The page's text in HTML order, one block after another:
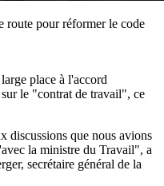
route pour réformer le code
place à l'accord
le "contrat de travail", ce
discussions que nous avions
la ministre du Travail", a
secrétaire général de la